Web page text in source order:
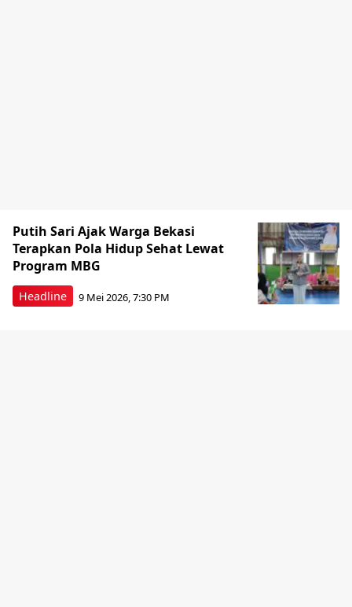
Headline
Putih Sari Ajak Warga Bekasi
Terapkan Pola Hidup Sehat Lewat
Program MBG
9 Mei 2026, 7:30 PM